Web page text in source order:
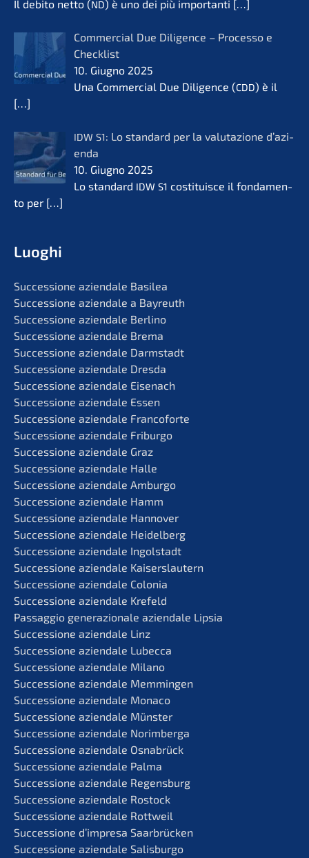
Il debito netto (ND) è uno dei più importan­ti […]
Commer­cial Due Diligence – Proces­so e
Check­list
10. Giugno 2025
Una Commer­cial Due Diligence (CDD) è il
[…]
IDW S1: Lo standard per la valuta­zio­ne d’azi­
en­da
10. Giugno 2025
Lo standard IDW S1 costi­tuis­ce il fonda­men­
to per […]
Luoghi
Succes­sio­ne aziend­a­le Basilea
Succes­sio­ne aziend­a­le a Bayreuth
Succes­sio­ne aziend­a­le Berlino
Succes­sio­ne aziend­a­le Brema
Succes­sio­ne aziend­a­le Darmstadt
Succes­sio­ne aziend­a­le Dresda
Succes­sio­ne aziend­a­le Eisenach
Succes­sio­ne aziend­a­le Essen
Succes­sio­ne aziend­a­le Francoforte
Succes­sio­ne aziend­a­le Friburgo
Succes­sio­ne aziend­a­le Graz
Succes­sio­ne aziend­a­le Halle
Succes­sio­ne aziend­a­le Amburgo
Succes­sio­ne aziend­a­le Hamm
Succes­sio­ne aziend­a­le Hannover
Succes­sio­ne aziend­a­le Heidelberg
Succes­sio­ne aziend­a­le Ingolstadt
Succes­sio­ne aziend­a­le Kaiserslautern
Succes­sio­ne aziend­a­le Colonia
Succes­sio­ne aziend­a­le Krefeld
Passag­gio genera­zio­na­le aziend­a­le Lipsia
Succes­sio­ne aziend­a­le Linz
Succes­sio­ne aziend­a­le Lubecca
Succes­sio­ne aziend­a­le Milano
Succes­sio­ne aziend­a­le Memmingen
Succes­sio­ne aziend­a­le Monaco
Succes­sio­ne aziend­a­le Münster
Succes­sio­ne aziend­a­le Norimberga
Succes­sio­ne aziend­a­le Osnabrück
Succes­sio­ne aziend­a­le Palma
Succes­sio­ne aziend­a­le Regensburg
Succes­sio­ne aziend­a­le Rostock
Succes­sio­ne aziend­a­le Rottweil
Succes­sio­ne d’impre­sa Saarbrücken
Succes­sio­ne aziend­a­le Salisburgo